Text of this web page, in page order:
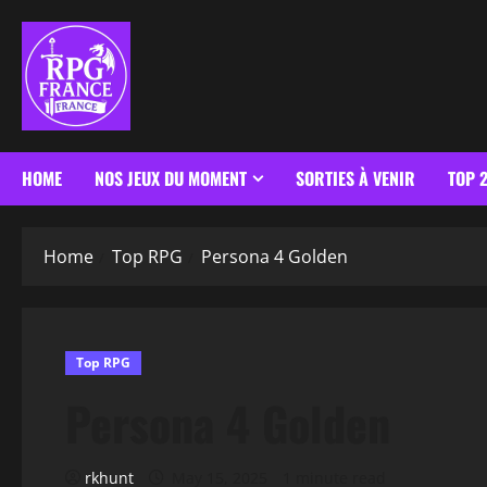
HOME NOS JEUX DU MOMENT SORTIES À VENIR TOP
Home Top RPG Persona 4 Golden
Top RPG
rkhunt